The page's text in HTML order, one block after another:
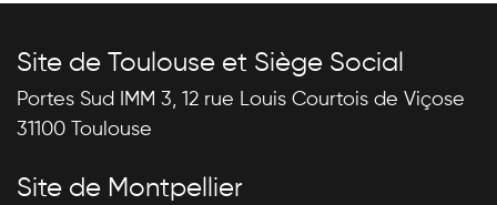
Site de Toulouse et Siège Social
Portes Sud IMM 3, 12 rue Louis Courtois de Viçose
31100 Toulouse
Site de Montpellier